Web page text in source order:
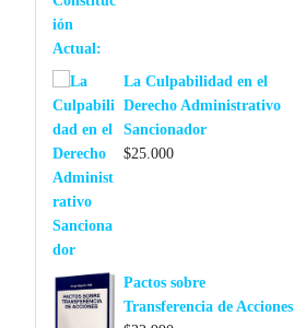
La Culpabilidad en el
Derecho Administrativo
Sancionador
$25.000
Pactos sobre
Transferencia de Acciones